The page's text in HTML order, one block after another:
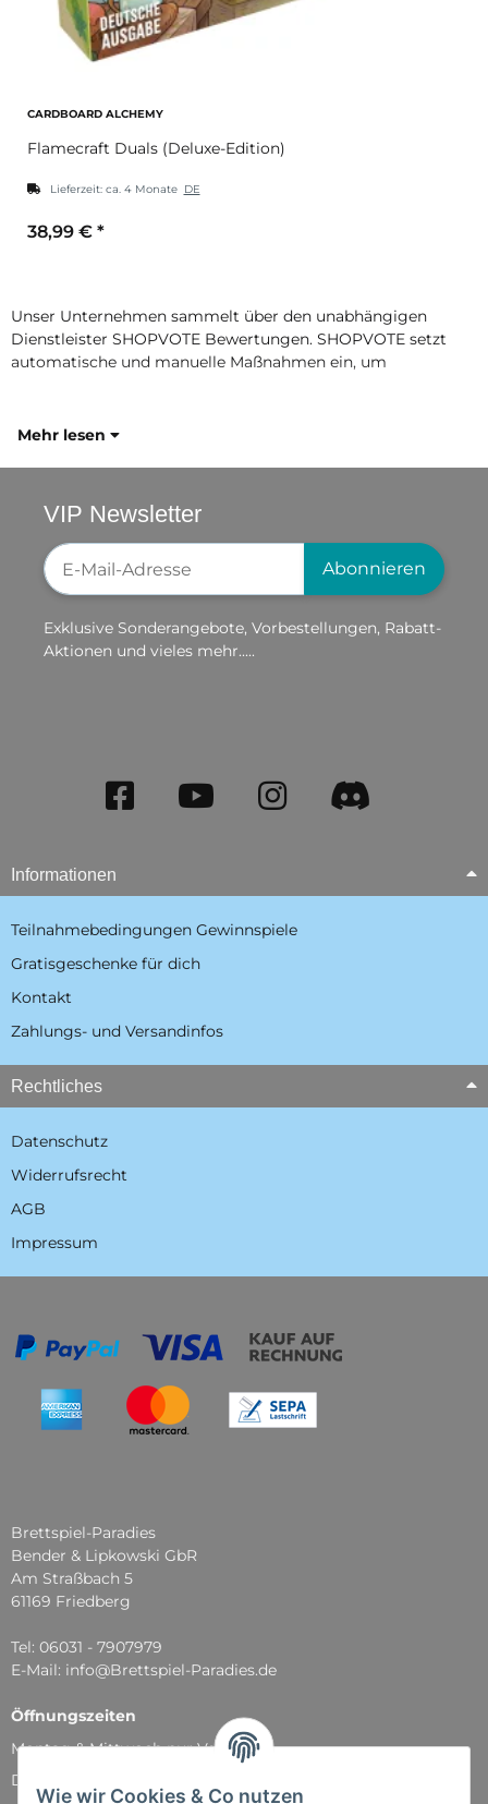
Wie wir Cookies & Co nutzen
CARDBOARD ALCHEMY
Flamecraft Duals (Deluxe-Edition)
Lieferzeit: ca. 4 Monate DE
38,99 € *
Unser Unternehmen sammelt über den unabhängigen
Dienstleister SHOPVOTE Bewertungen. SHOPVOTE setzt
automatische und manuelle Maßnahmen ein, um
Mehr lesen
VIP Newsletter
Newsletter-Registrierung
Abonnieren
Exklusive Sonderangebote, Vorbestellungen, Rabatt-
Aktionen und vieles mehr.....
Informationen
Teilnahmebedingungen Gewinnspiele
Gratisgeschenke für dich
Kontakt
Zahlungs- und Versandinfos
Rechtliches
Datenschutz
Widerrufsrecht
AGB
Impressum
Brettspiel-Paradies
Bender & Lipkowski GbR
Am Straßbach 5
61169 Friedberg
Tel: 06031 - 7907979
E-Mail: info@Brettspiel-Paradies.de
Öffnungszeiten
Montag & Mittwoch nur Versand
Dienstag, Donnerstag und Freitag: 11:00 - 18:30 Uhr